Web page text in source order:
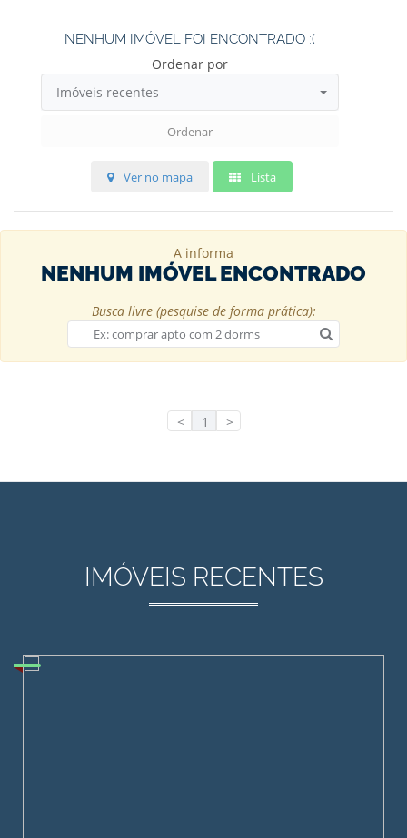
NENHUM IMÓVEL FOI ENCONTRADO :(
Ordenar por
Imóveis recentes
Ordenar
Ver no mapa Lista
A informa
NENHUM IMÓVEL ENCONTRADO
Busca livre (pesquise de forma prática):
< 1 >
IMÓVEIS RECENTES